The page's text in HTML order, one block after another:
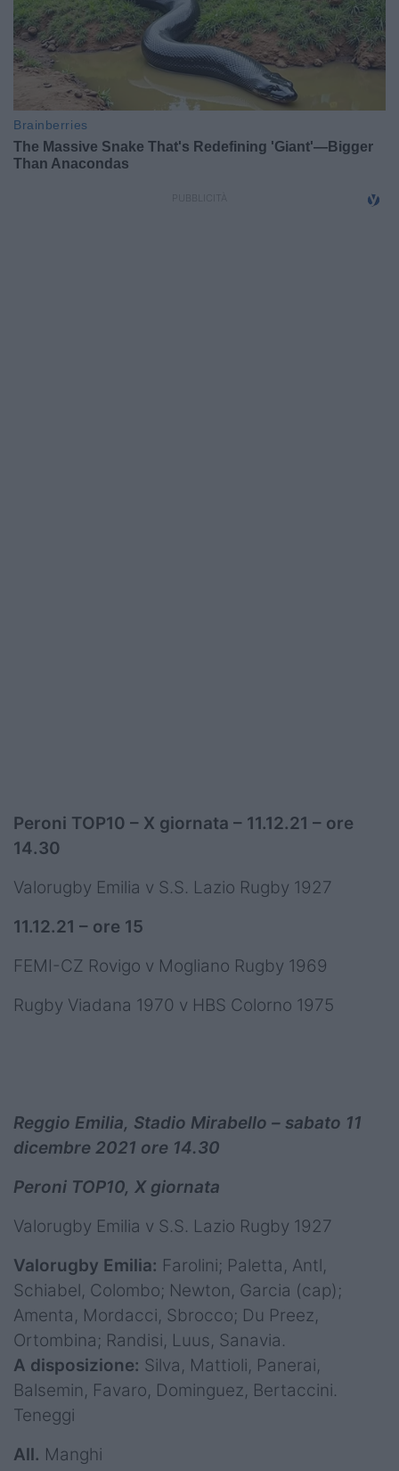
Peroni TOP10 – X giornata – 11.12.21 – ore
14.30
Valorugby Emilia v S.S. Lazio Rugby 1927
11.12.21 – ore 15
FEMI-CZ Rovigo v Mogliano Rugby 1969
Rugby Viadana 1970 v HBS Colorno 1975
Reggio Emilia, Stadio Mirabello – sabato 11
dicembre 2021 ore 14.30
Peroni TOP10, X giornata
Valorugby Emilia v S.S. Lazio Rugby 1927
Valorugby Emilia: Farolini; Paletta, Antl,
Schiabel, Colombo; Newton, Garcia (cap);
Amenta, Mordacci, Sbrocco; Du Preez,
Ortombina; Randisi, Luus, Sanavia.
A disposizione: Silva, Mattioli, Panerai,
Balsemin, Favaro, Dominguez, Bertaccini.
Teneggi
All. Manghi